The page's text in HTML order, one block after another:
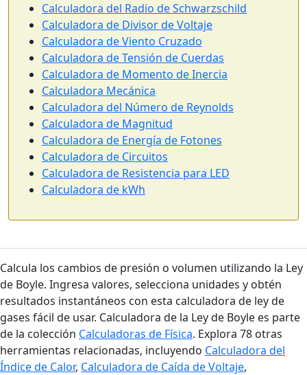
Calculadora del Radio de Schwarzschild
Calculadora de Divisor de Voltaje
Calculadora de Viento Cruzado
Calculadora de Tensión de Cuerdas
Calculadora de Momento de Inercia
Calculadora Mecánica
Calculadora del Número de Reynolds
Calculadora de Magnitud
Calculadora de Energía de Fotones
Calculadora de Circuitos
Calculadora de Resistencia para LED
Calculadora de kWh
Calcula los cambios de presión o volumen utilizando la Ley
de Boyle. Ingresa valores, selecciona unidades y obtén
resultados instantáneos con esta calculadora de ley de
gases fácil de usar. Calculadora de la Ley de Boyle es parte
de la colección Calculadoras de Física. Explora 78 otras
herramientas relacionadas, incluyendo Calculadora del
Índice de Calor, Calculadora de Caída de Voltaje,